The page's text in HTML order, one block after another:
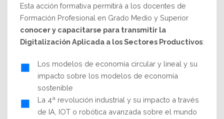
Esta acción formativa permitirá a los docentes de
Formación Profesional en Grado Medio y Superior
conocer y capacitarse para transmitir la
Digitalización Aplicada a los Sectores Productivos:
Los modelos de economía circular y lineal y su
impacto sobre los modelos de economía
sostenible
La 4ª revolución industrial y su impacto a través
de IA, IOT o robótica avanzada sobre el mundo